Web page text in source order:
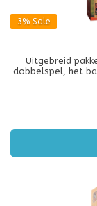
3% Sale
Uitgebreid
dobbelspel, het